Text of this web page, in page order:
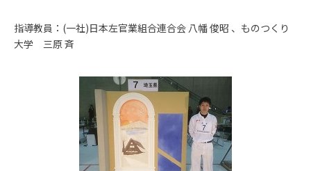
指導教員：(一社)日本左官業組合連合会 八幡 俊昭 、ものつくり
大学 三原 斉